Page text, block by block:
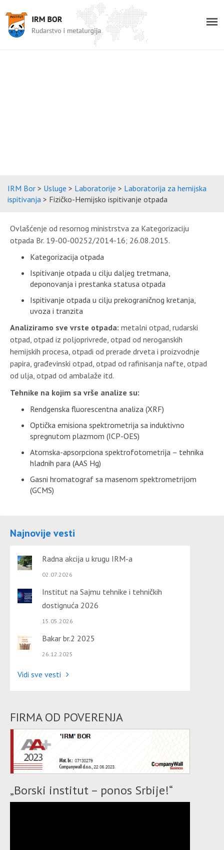
IRM Bor > Usluge > Laboratorije > Laboratorija za hemijska
ispitivanja > Fizičko-Hemijsko ispitivanje otpada
Ovlašćenje od resornog ministrstva za Kategorizaciju
otpada Br. 19-00-00252/2014-16; 26.08.2015.
Kategorizacija otpada
Ispitivanje otpada u cilju daljeg tretmana,
deponovanja i prestanka statusa otpada
Ispitivanje otpada u cilju prekograničnog kretanja,
uvoza i tranzita
Analiziramo sve vrste otpada: metalni otpad, rudarski
otpad, otpad iz poljoprivrede, otpad od neroganskih
hemijskih procesa, otpadi od prerade drveta i proizvodnje
papira, građevinski otpad, otpad od rafinisanja nafte, otpad
od ulja, otpad od ambalaže itd.
Tehnike na kojim sa vrše analize su:
Rendgenska fluorescentna analiza (XRF)
Optička emisiona spektrometrija sa induktivno
spregnutom plazmom (ICP-OES)
Atomska-apsorpciona spektrofotometrija – tehnika
hladnih para (AAS Hg)
Gasni hromatograf sa masenom spektrometrijom
(GCMS)
Najnovije vesti
Radna akcija u krugu IRM-a
02.07.2026
Institut na Sajmu tehnike i tehničkih
dostignuća 2026
15.05.2026
Bakar br.2 2025
26.12.2025
Vidi sve vesti
FIRMA OD POVERENJA
„Borski institut – ponos Srbije!“